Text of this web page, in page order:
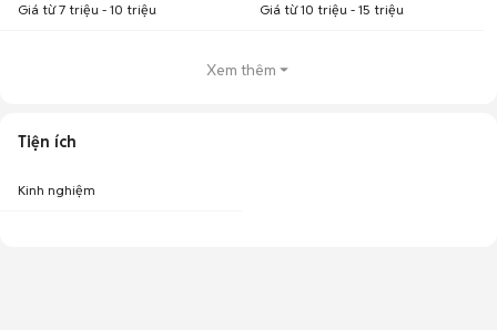
Giá từ 7 triệu - 10 triệu Giá từ 10 triệu - 15 triệu
Xem thêm
Tiện ích
Kinh nghiệm